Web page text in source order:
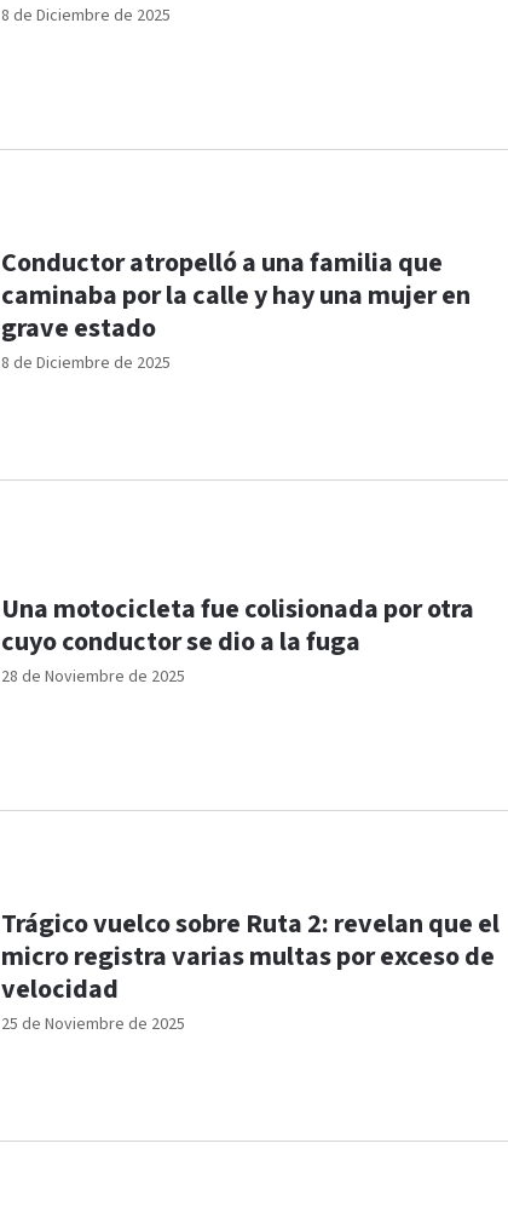
8 de Diciembre de 2025
8 de Diciembre de 2025
Conductor atropelló a una familia que
caminaba por la calle y hay una mujer en
grave estado
28 de Noviembre de 2025
Una motocicleta fue colisionada por otra
cuyo conductor se dio a la fuga
25 de Noviembre de 2025
Trágico vuelco sobre Ruta 2: revelan que el
micro registra varias multas por exceso de
velocidad